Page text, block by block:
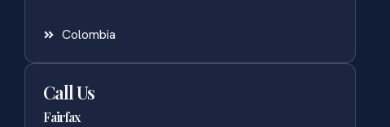
Colombia
Call Us
Fairfax